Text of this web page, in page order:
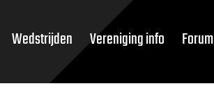
Wedstrijden Vereniging info Forum